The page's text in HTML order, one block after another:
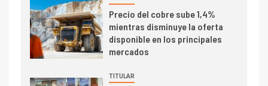
7
Codelco reporta Ebitda de US$
6.670 millones y mejora sus
indicadores financieros
Precio del cobre sube 1,4%
mientras disminuye la oferta
disponible en los principales
mercados
TITULAR